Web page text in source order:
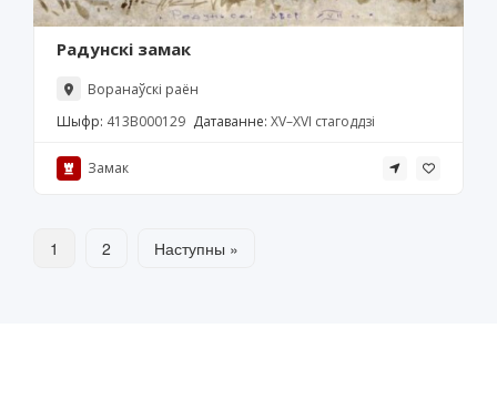
Радунскі замак
Воранаўскі раён
Шыфр: 413В000129 Датаванне: XV–XVI стагоддзі
Замак
1 2 Наступны »